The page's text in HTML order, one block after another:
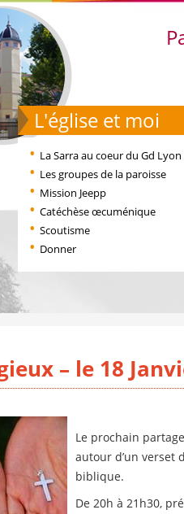
L'église et moi
La Sarra au coeur du Gd Lyon
Les groupes de la paroisse
Mission Jeepp
Catéchèse œcuménique
Scoutisme
Donner
– le 18
Le prochain
autour d’un verset
biblique.
De 20h à 21h30,